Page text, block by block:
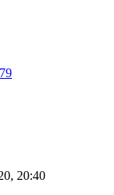
20:40